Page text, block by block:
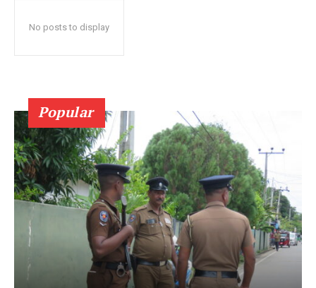
No posts to display
Popular